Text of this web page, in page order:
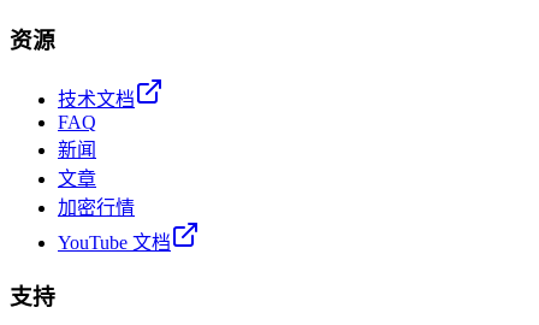
资源
技术文档
FAQ
新闻
文章
加密行情
YouTube 文档
支持